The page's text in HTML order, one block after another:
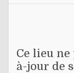
Ce lieu
à-jour de